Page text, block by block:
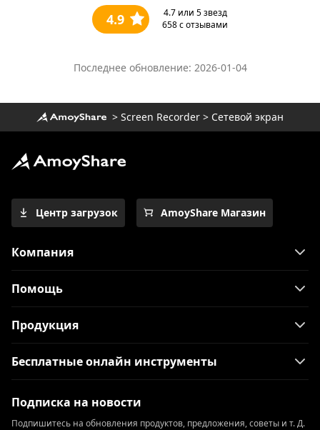
4.9 4.7или 5 звезд
658с отзывами
Последнее обновление: 2026-01-04
> Screen Recorder > Сетевой экран
Центр загрузок AmoyShare Магазин
Компания
Помощь
Продукция
Бесплатные онлайн инструменты
Подписка на новости
Подпишитесь на обновления продуктов, предложения, советы и т. Д.